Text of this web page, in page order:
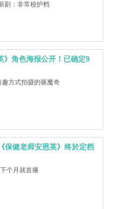
剧：非常校护档
》角色海报公开！已确定9
方式拍摄的驱魔奇
保健老师安恩英》终於定档
个月就首播